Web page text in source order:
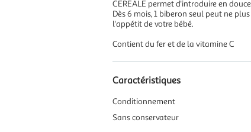
CEREALE permet d'introduire en
Dès 6 mois, 1 biberon seul peut ne
l'appétit de votre bébé.
Contient du fer et de la vitamine C
Caractéristiques
Conditionnement
Sans conservateur